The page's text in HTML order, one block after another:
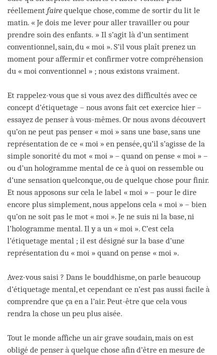
réellement faire quelque chose, comme de sortir du lit le
matin. « Je dois me lever pour aller travailler ou pour
prendre soin des enfants. » Il s’agit là d’un sentiment
conventionnel, sain, du « moi ». S’il vous plaît prenez un
moment pour affermir et confirmer votre compréhension
du « moi conventionnel » ; nous existons vraiment.
Et rappelez-vous que si vous avez des difficultés avec ce
concept d’étiquetage – nous avons fait cet exercice hier –
essayez de penser à vous-mêmes. Or nous avons découvert
qu’on ne peut pas penser « moi » sans une base, sans une
représentation de ce « moi » en pensée, qu’il s’agisse de la
simple sonorité du mot « moi » – quand on pense « moi » –
ou d’un hologramme mental de ce à quoi on ressemble ou
d’une sensation quelconque, ou de quelque chose pour finir.
Et nous apposons sur cela le label « moi » – pour le dire
encore plus simplement, nous appelons cela « moi » – bien
qu’on ne soit pas le mot « moi ». Je ne suis ni la base, ni
l’hologramme mental. Il y a un « moi ». C’est cela
l’étiquetage mental ; il est désigné sur la base d’une
représentation du « moi » quand on pense « moi ».
Avez-vous saisi ? Dans le bouddhisme, on parle beaucoup
d’étiquetage mental, et cependant ce n’est pas aussi facile à
comprendre que ça en a l’air. Peut-être que cela vous
rendra la chose un peu plus aisée.
Tout le monde affiche un air grave soudain, mais on est
obligé de penser à quelque chose afin d’être en mesure de